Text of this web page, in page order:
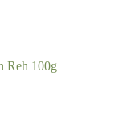
Reh 100g